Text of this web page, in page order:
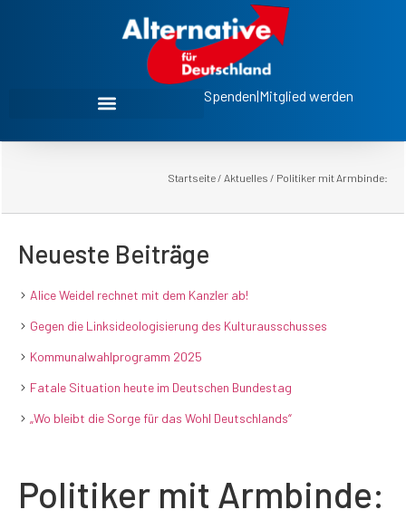
Spenden|Mitglied werden
Startseite / Aktuelles / Politiker mit Armbinde:
Neueste Beiträge
Alice Weidel rechnet mit dem Kanzler ab!
Gegen die Linksideologisierung des Kulturausschusses
Kommunalwahlprogramm 2025
Fatale Situation heute im Deutschen Bundestag
„Wo bleibt die Sorge für das Wohl Deutschlands“
Politiker mit Armbinde: